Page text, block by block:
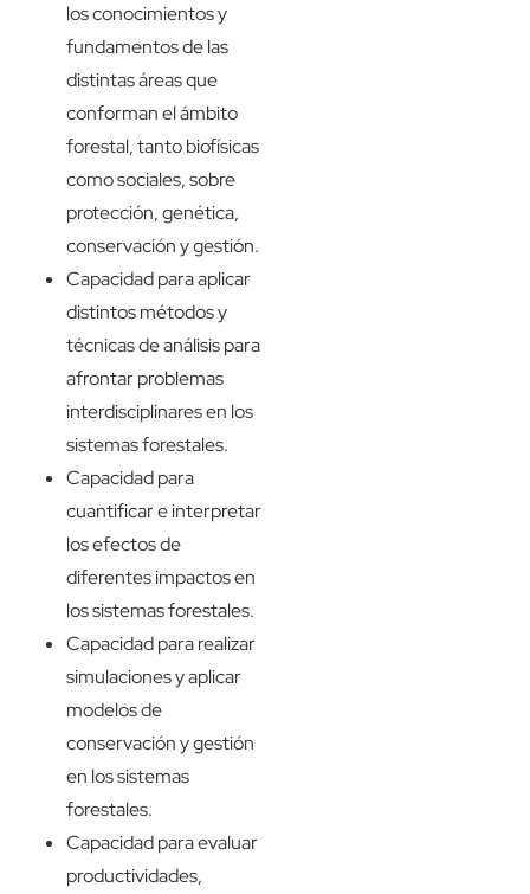
los conocimientos y
fundamentos de las
distintas áreas que
conforman el ámbito
forestal, tanto biofísicas
como sociales, sobre
protección, genética,
conservación y gestión.
Capacidad para aplicar
distintos métodos y
técnicas de análisis para
afrontar problemas
interdisciplinares en los
sistemas forestales.
Capacidad para
cuantificar e interpretar
los efectos de
diferentes impactos en
los sistemas forestales.
Capacidad para realizar
simulaciones y aplicar
modelos de
conservación y gestión
en los sistemas
forestales.
Capacidad para evaluar
productividades,